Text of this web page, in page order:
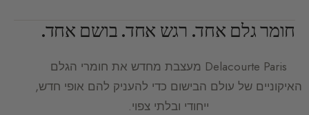
חומר גלם אחד. רגש אחד. בושם אחד.
Delacourte Paris מעצבת מחדש את חומרי הגלם
האיקוניים של עולם הבישום כדי להעניק להם אופי חדש,
ייחודי ובלתי צפוי.